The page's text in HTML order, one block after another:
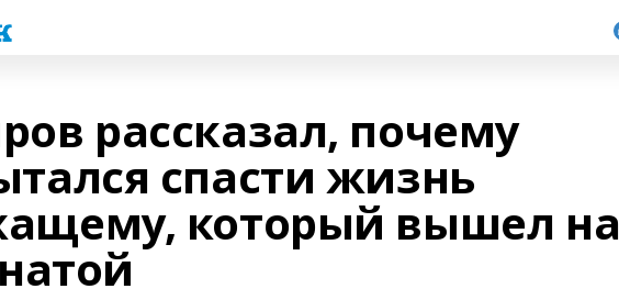
рассказал, почему
спасти жизнь
который вышел на